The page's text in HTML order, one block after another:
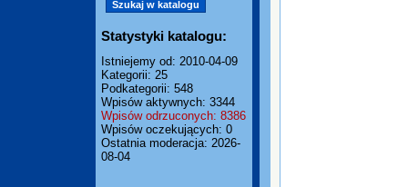
Statystyki katalogu:
Istniejemy od: 2010-04-09
Kategorii: 25
Podkategorii: 548
Wpisów aktywnych: 3344
Wpisów odrzuconych: 8386
Wpisów oczekujących: 0
Ostatnia moderacja: 2026-
08-04